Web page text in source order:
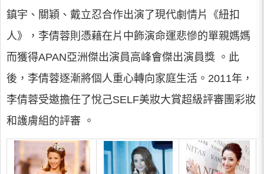
鎮宇、關穎、戴立忍合作出演了現代劇情片《紐扣
人》，李倩蓉則憑藉在片中飾演命運悲慘的單親媽媽
而獲得APAN亞洲傑出演員高峰會傑出演員獎 。此
後，李倩蓉逐漸將個人重心轉向家庭生活。2011年，
李倩蓉受邀擔任了悅己SELF美妝大賞超級評審團彩妝
和護膚組的評審 。